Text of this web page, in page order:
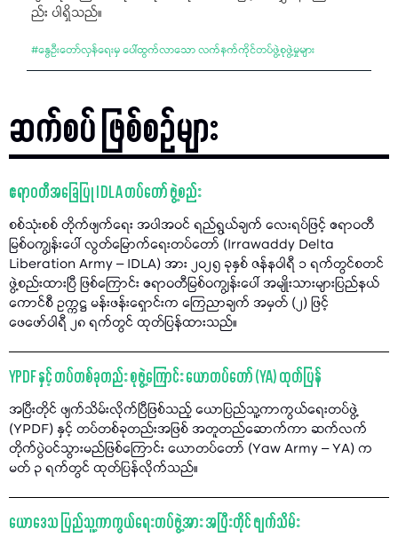
ည်း ပါရှိသည်။
#နွေဦးတော်လှန်ရေးမှ ပေါ်ထွက်လာသော လက်နက်ကိုင်တပ်ဖွဲ့စုဖွဲ့မှုများ
ဆက်စပ် ဖြစ်စဉ်များ
ဧရာဝတီအခြေပြု IDLA တပ်တော် ဖွဲ့စည်း
စစ်သုံးစစ် တိုက်ဖျက်ရေး အပါအဝင် ရည်ရွယ်ချက် လေးရပ်ဖြင့် ဧရာဝတီ
မြစ်ဝကျွန်းပေါ် လွတ်မြောက်ရေးတပ်တော် (Irrawaddy Delta
Liberation Army – IDLA) အား ၂၀၂၅ ခုနှစ် ဇန်နဝါရီ ၁ ရက်တွင်စတင်
ဖွဲ့စည်းထားပြီ ဖြစ်ကြောင်း ဧရာဝတီမြစ်ဝကျွန်းပေါ် အမျိုးသားများပြည်နယ်
ကောင်စီ ဥက္ကဋ္ဌ မန်းဖန်းရှောင်းက ကြေညာချက် အမှတ် (၂) ဖြင့်
ဖေဖော်ဝါရီ ၂၈ ရက်တွင် ထုတ်ပြန်ထားသည်။
YPDF နှင့် တပ်တစ်ခုတည်း စုဖွဲ့ကြောင်း ယောတပ်တော် (YA) ထုတ်ပြန်
အပြီးတိုင် ဖျက်သိမ်းလိုက်ပြီဖြစ်သည့် ယောပြည်သူ့ကာကွယ်ရေးတပ်ဖွဲ့
(YPDF) နှင့် တပ်တစ်ခုတည်းအဖြစ် အတူတည်ဆောက်ကာ ဆက်လက်
တိုက်ပွဲဝင်သွားမည်ဖြစ်ကြောင်း ယောတပ်တော် (Yaw Army – YA) က
မတ် ၃ ရက်တွင် ထုတ်ပြန်လိုက်သည်။
ယောဒေသ ပြည်သူ့ကာကွယ်ရေးတပ်ဖွဲ့အား အပြီးတိုင် ဖျက်သိမ်း